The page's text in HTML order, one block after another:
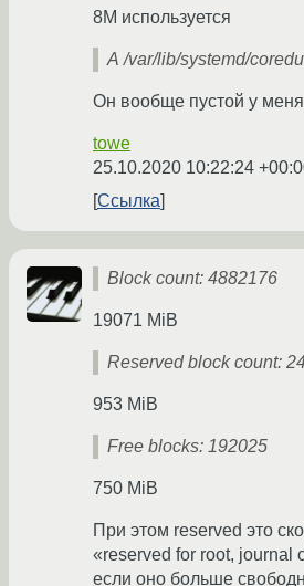
8M используется
А /var/lib/systemd/
Он вообще пустой у меня
towe
25.10.2020 10:22:24
Ссылка
Block count: 4882176
19071 MiB
Reserved block count:
953 MiB
Free blocks: 192025
750 MiB
При этом reserved это
«reserved for root, journal
если оно больше